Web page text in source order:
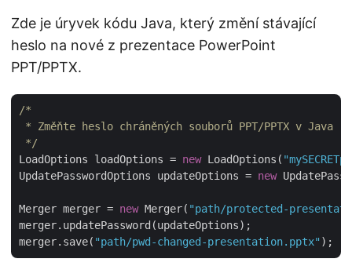
Zde je úryvek kódu Java, který změní stávající
heslo na nové z prezentace PowerPoint
PPT/PPTX.
/*
* Změňte heslo chráněných souborů PPT/PPTX v Java
*/
LoadOptions loadOptions = new LoadOptions(
UpdatePasswordOptions updateOptions = new
Merger merger = new Merger( "path/protected-
merger.updatePassword(updateOptions);
merger.save( "path/pwd-changed-presentation.pptx"